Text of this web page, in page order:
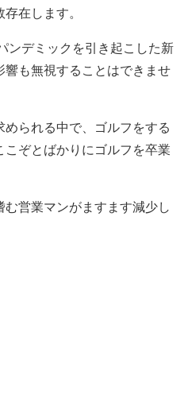
在します。
ンデミックを引き起こした新
も無視することはできませ
られる中で、ゴルフをする
ぞとばかりにゴルフを卒業
営業マンがますます減少し